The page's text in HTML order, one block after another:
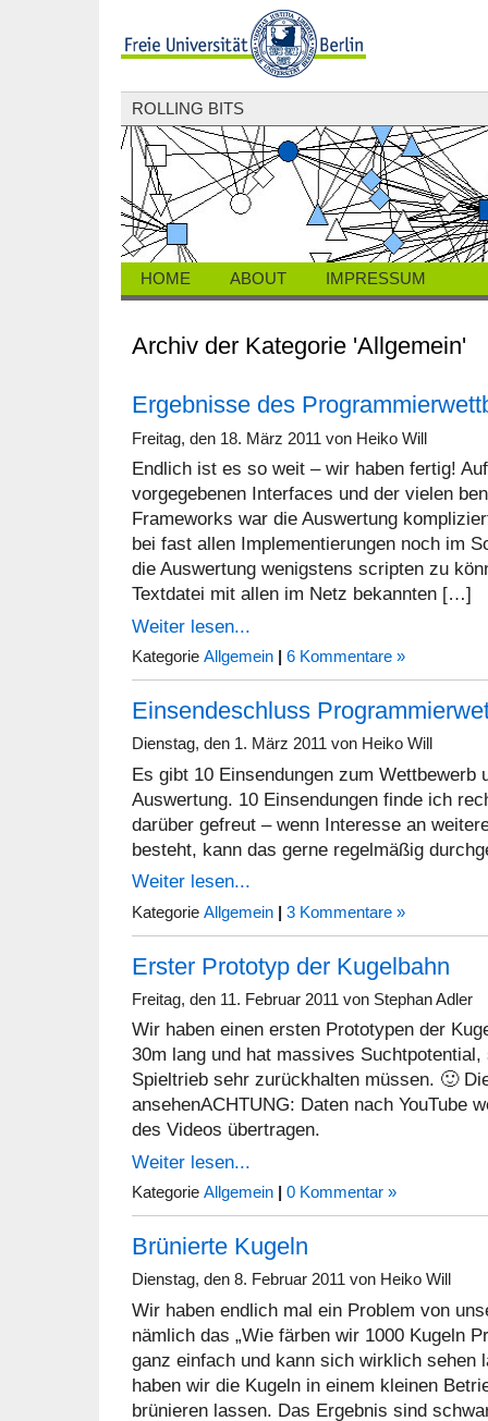
ROLLING BITS
HOME ABOUT IMPRESSUM
Archiv der Kategorie 'Allgemein'
Ergebnisse des
Freitag, den 18. März 2011 von Heiko Will
Endlich ist es so weit – wir haben fertig!
vorgegebenen Interfaces und der vielen
Frameworks war die Auswertung
bei fast allen Implementierungen noch im
die Auswertung wenigstens scripten zu
Textdatei mit allen im Netz bekannten […]
Weiter lesen...
Kategorie Allgemein 6 Kommentare »
Einsendeschluss
Dienstag, den 1. März 2011 von Heiko Will
Es gibt 10 Einsendungen zum Wettbewerb
Auswertung. 10 Einsendungen finde ich
darüber gefreut – wenn Interesse an
besteht, kann das gerne regelmäßig
Weiter lesen...
Kategorie Allgemein | 3 Kommentare »
Erster Prototyp der Kugelbahn
Freitag, den 11. Februar 2011 von Stephan Adler
Wir haben einen ersten Prototypen der
30m lang und hat massives
Spieltrieb sehr zurückhalten müssen. 🙂
ansehenACHTUNG: Daten nach YouTube
des Videos übertragen.
Weiter lesen...
Kategorie Allgemein 0 Kommentar »
Brünierte Kugeln
Dienstag, den 8. Februar 2011 von Heiko Will
Wir haben endlich mal ein Problem von
nämlich das „Wie färben wir 1000 Kugeln
ganz einfach und kann sich wirklich sehen
haben wir die Kugeln in einem kleinen
brünieren lassen. Das Ergebnis sind